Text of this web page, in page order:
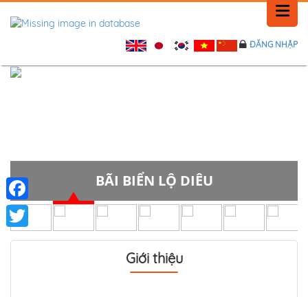
LIÊN HỆ
ĐĂNG NHẬP
BÃI BIỂN LỘ DIÊU
Giới thiệu
Facebook
Twitter